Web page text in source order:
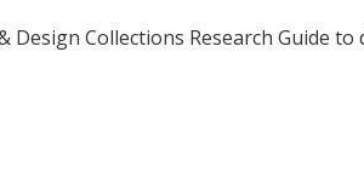
Collections Research Guide to